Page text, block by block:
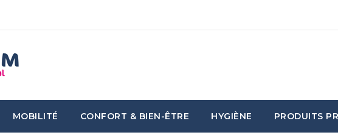
MOBILITÉ CONFORT & BIEN-ÊTRE HYGIÈNE PRODUITS